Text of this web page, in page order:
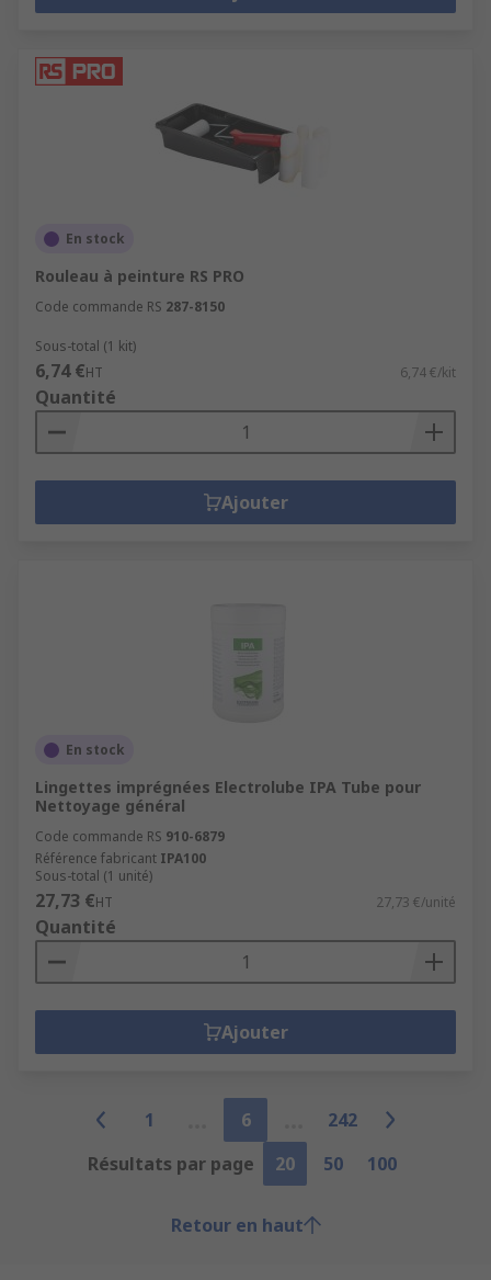
En stock
Rouleau à peinture RS PRO
Code commande RS 287-8150
Sous-total (1 kit)
6,74 €HT 6,74 €/kit
Quantité
Ajouter
En stock
Lingettes imprégnées Electrolube IPA Tube pour
Nettoyage général
Code commande RS 910-6879
Référence fabricant IPA100
Sous-total (1 unité)
27,73 €HT 27,73 €/unité
Quantité
Ajouter
1 6
242
Résultats par page
20 50 100
Retour en haut